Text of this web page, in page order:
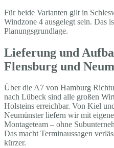
Für beide Varianten gilt in
Windzone 4 ausgelegt sein. Das
Planungsgrundlage.
Lieferung und
Flensburg und
Über die A7 von Hamburg
nach Lübeck sind alle großen
Holsteins erreichbar. Von Kiel
Neumünster liefern wir mit
Montageteam – ohne
Das macht Terminaussagen
kürzer.